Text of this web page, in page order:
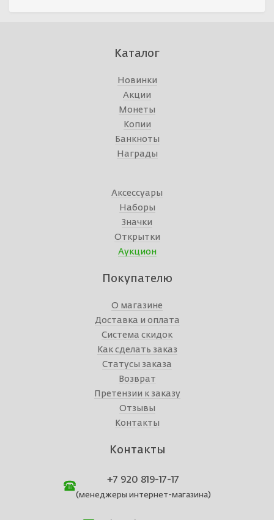
Каталог
Новинки
Акции
Монеты
Копии
Банкноты
Награды
Аксессуары
Наборы
Значки
Открытки
Аукцион
Покупателю
О магазине
Доставка и оплата
Система скидок
Как сделать заказ
Статусы заказа
Возврат
Претензии к заказу
Отзывы
Контакты
Контакты
+7 920 819-17-17
(менеджеры интернет-магазина)